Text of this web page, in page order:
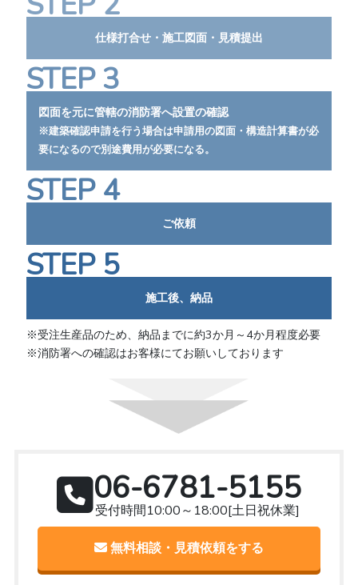
仕様打合せ・施工図面・見積提出
図面を元に管轄の消防署へ設置の確認
※建築確認申請を行う場合は申請用の図面・構造計算書が必
要になるので別途費用が必要になる。
STEP 3
ご依頼
STEP 4
施工後、納品
STEP 5
※受注生産品のため、納品までに約3か月～4か月程度必要
※消防署への確認はお客様にてお願いしております
06-6781-5155
受付時間10:00～18:00[土日祝休業]
無料相談・見積依頼をする